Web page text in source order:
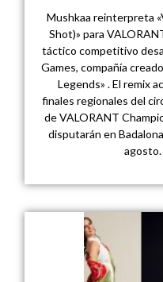
Mushkaa reinterpreta
Shot)» para
táctico competitivo
Games, compañía
Legends» . El remix
finales regionales del
de VALORANT
disputarán en
agosto.